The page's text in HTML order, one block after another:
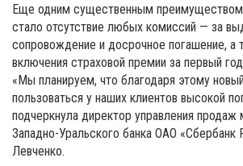
Еще одним существенным преимуществом
стало отсутствие любых комиссий — за
сопровождение и досрочное погашение, а
включения страховой премии за первый
«Мы планируем, что благодаря этому
пользоваться у наших клиентов высокой
подчеркнула директор управления продаж
Западно-Уральского банка ОАО «Сбербанк
Левченко.